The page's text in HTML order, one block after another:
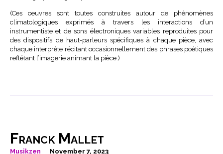
(Ces oeuvres sont toutes construites autour de phénomènes
climatologiques exprimés à travers les interactions d’un
instrumentiste et de sons électroniques variables reproduites pour
des dispositifs de haut-parleurs spécifiques à chaque pièce, avec
chaque interprète récitant occasionnellement des phrases poétiques
reflétant l’imagerie animant la pièce.)
Franck Mallet
Musikzen November 7, 2023